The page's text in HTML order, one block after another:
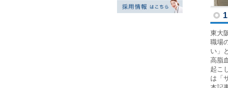
東大
職場
い」
高脂
起こ
は「